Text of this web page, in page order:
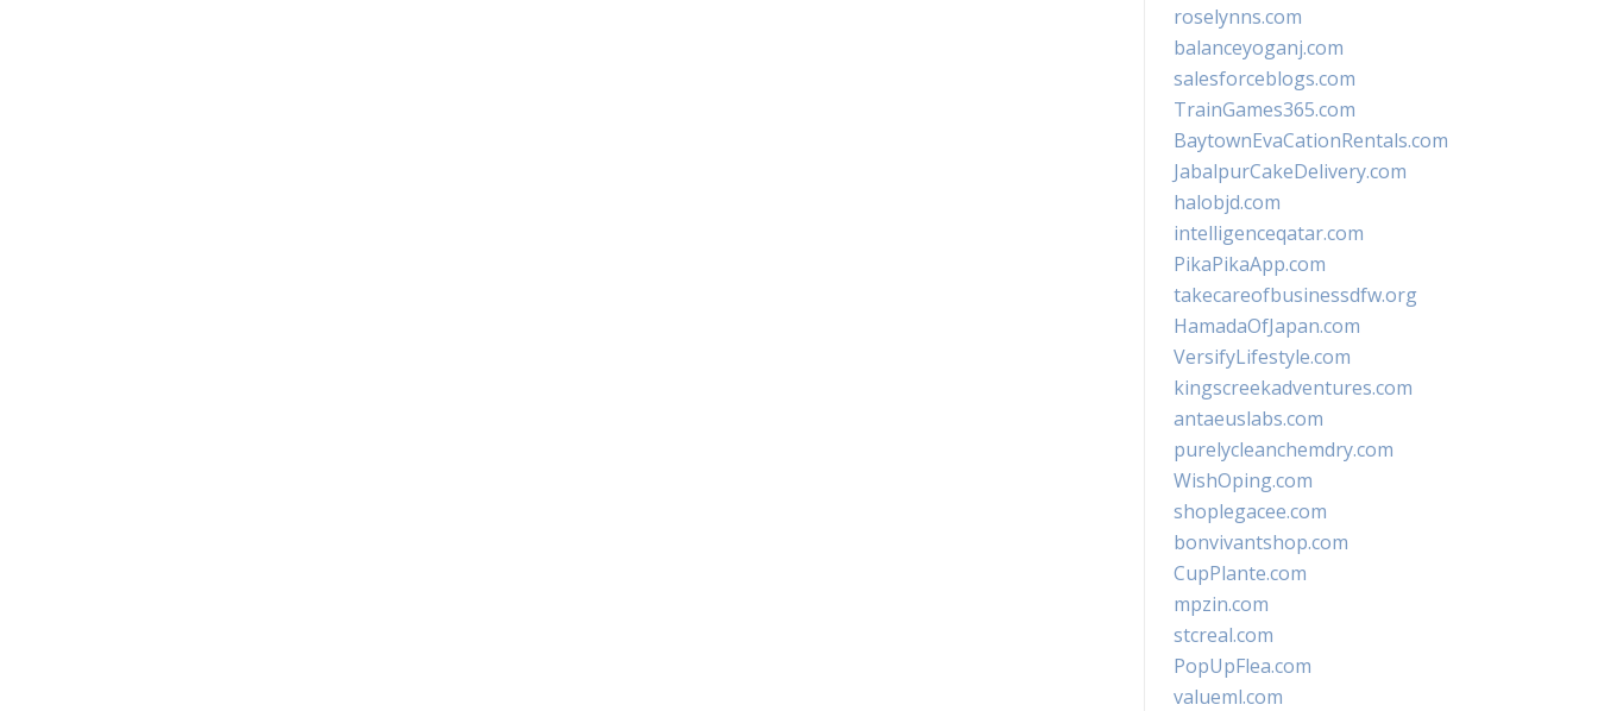
roselynns.com
balanceyoganj.com
salesforceblogs.com
TrainGames365.com
BaytownEvaCationRentals.com
JabalpurCakeDelivery.com
halobjd.com
intelligenceqatar.com
PikaPikaApp.com
takecareofbusinessdfw.org
HamadaOfJapan.com
VersifyLifestyle.com
kingscreekadventures.com
antaeuslabs.com
purelycleanchemdry.com
WishOping.com
shoplegacee.com
bonvivantshop.com
CupPlante.com
mpzin.com
stcreal.com
PopUpFlea.com
valueml.com